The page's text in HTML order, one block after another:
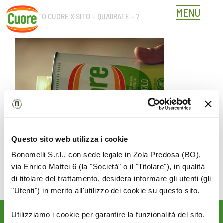
Questo sito web utilizza i cookie
Bonomelli S.r.l., con sede legale in Zola Predosa (BO),
via Enrico Mattei 6 (la "Società" o il "Titolare"), in qualità
di titolare del trattamento, desidera informare gli utenti (gli
"Utenti") in merito all'utilizzo dei cookie su questo sito.
Utilizziamo i cookie per garantire la funzionalità del sito,
Skip
content
MENU
CUT FOTO CUORE X SITO – QUADRATE – 7